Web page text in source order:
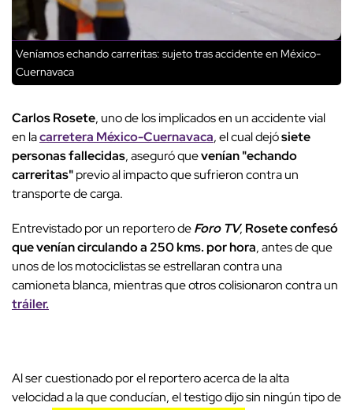
Veníamos echando carreritas: sujeto tras accidente en México-
Cuernavaca
Carlos Rosete, uno de los implicados en un accidente vial
en lacarretera México-Cuernavaca, el cual dejósiete
personas fallecidas, aseguró quevenían "echando
carreritas"previo al impacto que sufrieron contra un
transporte de carga.
Entrevistado por un reportero deForo TV, Rosete confesó
que venían circulando a 250 kms. por hora, antes de que
unos de los motociclistas se estrellaran contra una
camioneta blanca, mientras que otros colisionaron contra un
tráiler.
Al ser cuestionado por el reportero acerca de la alta
velocidad a la que conducían, el testigo dijo sin ningún tipo de